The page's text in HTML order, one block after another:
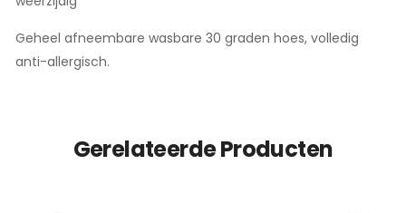
Geheel afneembare wasbare 30 graden hoes, volledig
anti-allergisch.
Gerelateerde Producten